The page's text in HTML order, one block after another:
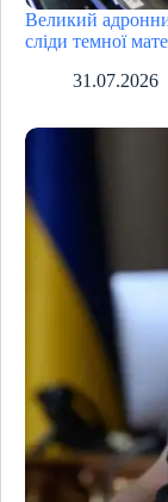
Великий
сліди темної
31.07.2026